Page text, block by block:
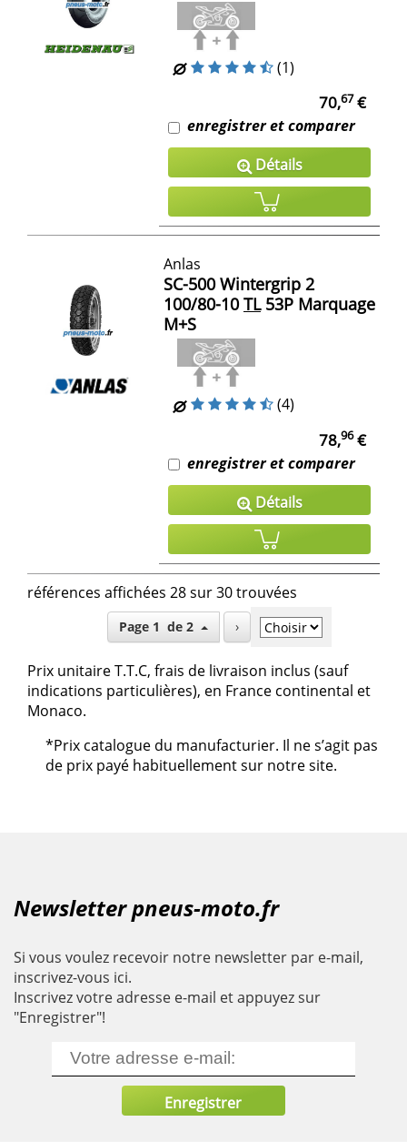
(1)
70,67€
enregistrer et comparer
Détails
Anlas
SC-500 Wintergrip 2
100/80-10 TL53P Marquage
M+S
(4)
78,96€
enregistrer et comparer
Détails
références affichées 28 sur 30 trouvées
Page 1 de 2 ›
Prix unitaire T.T.C, frais de livraison inclus (sauf
indications particulières), en France continental et
Monaco.
*Prix catalogue du manufacturier. Il ne s’agit pas
de prix payé habituellement sur notre site.
Newsletter pneus-moto.fr
Si vous voulez recevoir notre newsletter par e-mail,
inscrivez-vous ici.
Inscrivez votre adresse e-mail et appuyez sur
"Enregistrer"!